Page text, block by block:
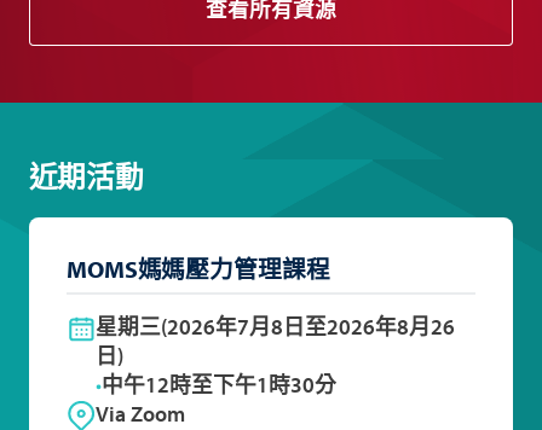
查看所有資源
近期活動
MOMS媽媽壓力管理課程
星期三(2026年7⽉8⽇⾄2026年8⽉26
⽇)
中午12時至下午1時30分
Via Zoom